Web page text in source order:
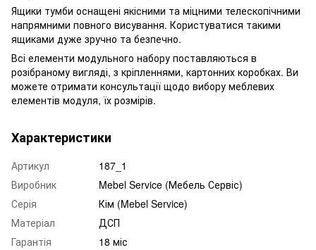
Ящики тумби оснащені якісними та міцними телескопічними
напрямними повного висування. Користуватися такими
ящиками дуже зручно та безпечно.
Всі елементи модульного набору поставляються в
розібраному вигляді, з кріпленнями, картонних коробках. Ви
можете отримати консультації щодо вибору меблевих
елементів модуля, їх розмірів.
Характеристики
Артикул
187_1
Виробник
Mebel Service (Мебель Сервіс)
Серія
Кім (Mebel Service)
Матеріал
ДСП
Гарантія
18 міс